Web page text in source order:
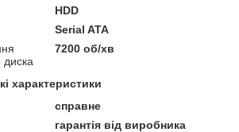
HDD
Serial ATA
диска
7200 об/хв
характеристики
справне
гарантія від виробника